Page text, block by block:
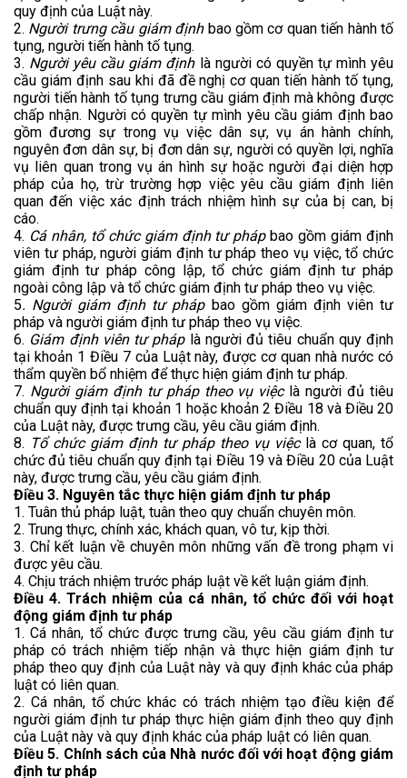
quy định của Luật này.
2. Người trưng cầu giám địnhbao gồm cơ quan tiến hành tố
tụng, người tiến hành tố tụng.
3. Người yêu cầu giám địnhlà người có quyền tự mình yêu
cầu giám định sau khi đã đề nghị cơ quan tiến hành tố tụng,
người tiến hành tố tụng trưng cầu giám định mà không được
chấp nhận. Người có quyền tự mình yêu cầu giám định bao
gồm đương sự trong vụ việc dân sự, vụ án hành chính,
nguyên đơn dân sự, bị đơn dân sự, người có quyền lợi, nghĩa
vụ liên quan trong vụ án hình sự hoặc người đại diện hợp
pháp của họ, trừ trường hợp việc yêu cầu giám định liên
quan đến việc xác định trách nhiệm hình sự của bị can, bị
cáo.
4. Cá nhân, tổ chức giám định tư phápbao gồm giám định
viên tư pháp, người giám định tư pháp theo vụ việc, tổ chức
giám định tư pháp công lập, tổ chức giám định tư pháp
ngoài công lập và tổ chức giám định tư pháp theo vụ việc.
5. Người giám định tư phápbao gồm giám định viên tư
pháp và người giám định tư pháp theo vụ việc.
6. Giám định viên tư pháplà người đủ tiêu chuẩn quy định
tại khoản 1 Điều 7 của Luật này, được cơ quan nhà nước có
thẩm quyền bổ nhiệm để thực hiện giám định tư pháp.
7. Người giám định tư pháp theo vụ việclà người đủ tiêu
chuẩn quy định tại khoản 1 hoặc khoản 2 Điều 18 và Điều 20
của Luật này, được trưng cầu, yêu cầu giám định.
8. Tổ chức giám định tư pháp theo vụ việclà cơ quan, tổ
chức đủ tiêu chuẩn quy định tại Điều 19 và Điều 20 của Luật
này, được trưng cầu, yêu cầu giám định.
Điều 3. Nguyên tắc thực hiện giám định tư pháp
1. Tuân thủ pháp luật, tuân theo quy chuẩn chuyên môn.
2. Trung thực, chính xác, khách quan, vô tư, kịp thời.
3. Chỉ kết luận về chuyên môn những vấn đề trong phạm vi
được yêu cầu.
4. Chịu trách nhiệm trước pháp luật về kết luận giám định.
Điều 4. Trách nhiệm của cá nhân, tổ chức đối với hoạt
động giám định tư pháp
1. Cá nhân, tổ chức được trưng cầu, yêu cầu giám định tư
pháp có trách nhiệm tiếp nhận và thực hiện giám định tư
pháp theo quy định của Luật này và quy định khác của pháp
luật có liên quan.
2. Cá nhân, tổ chức khác có trách nhiệm tạo điều kiện để
người giám định tư pháp thực hiện giám định theo quy định
của Luật này và quy định khác của pháp luật có liên quan.
Điều 5. Chính sách của Nhà nước đối với hoạt động giám
định tư pháp